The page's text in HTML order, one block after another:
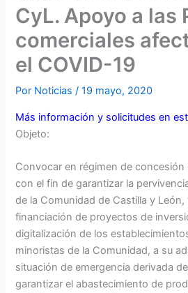
CyL. Apoyo a las
comerciales
el COVID-19
Por Noticias/19 mayo, 2020
Más información y solicitudes en
Objeto:
Convocar en régimen de
con el fin de garantizar la
de la Comunidad de Castilla y
financiación de proyectos de
digitalización de los
minoristas de la Comunidad, a su
situación de emergencia derivada
garantizar el abastecimiento de